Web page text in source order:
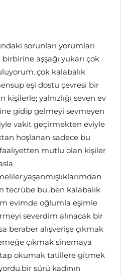
sorunları yorumları
aşşağı yukarı çok
kalabalık
eşi dostu çevresi bir
kişilerle; yalnızlığı seven ev
gidip gelmeyi sevmeyen
vakit geçirmekten eviyle
hoşlanan sadece bu
mutlu olan kişiler
tecrübe bu..ben kalabalık
evimde oğlumla eşimle
severdim alınacak bir
beraber alışverişe çıkmak
çıkmak sinemaya
okumak tatillere gitmek
sürü kadının